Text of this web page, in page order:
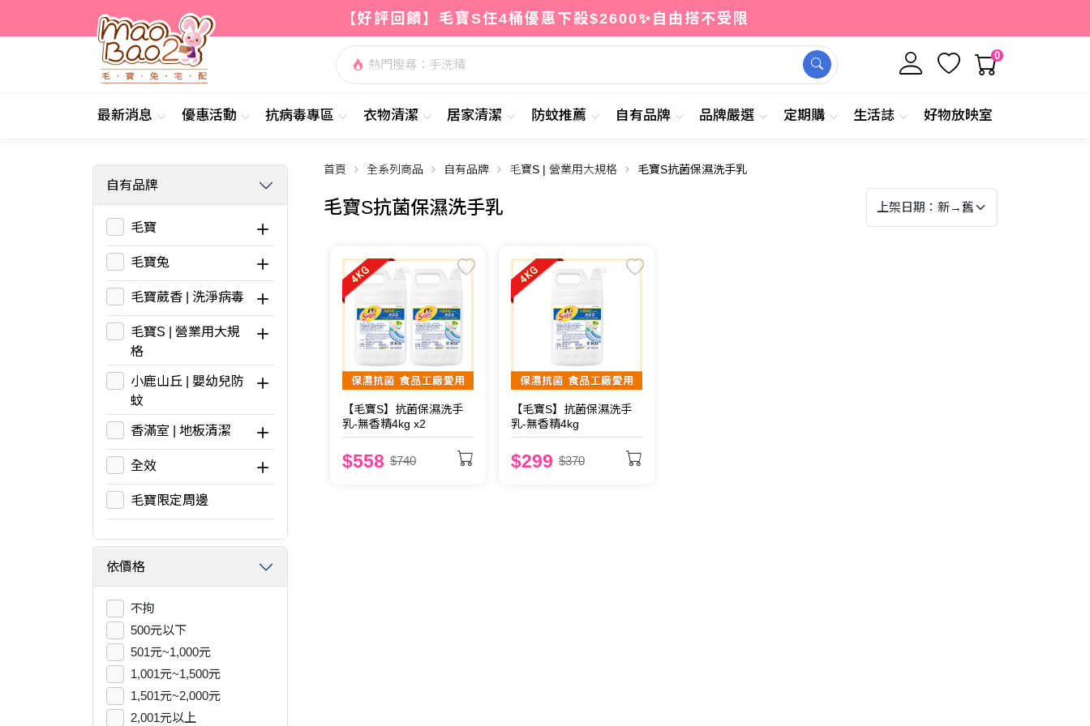
【好評回饋】毛寶S任4桶優惠下殺$2600✨自由搭不受限
熱門搜尋：手洗精
0
最新消息 優惠活動 抗病毒專區 衣物清潔 居家清潔 防蚊推薦 自有品牌 品牌嚴選 定期購 生活誌 好物放映室
自有品牌
毛寶
毛寶兔
毛寶葳香 | 洗淨病毒
毛寶S | 營業用大規
格
小鹿山丘 | 嬰幼兒防
蚊
香滿室 | 地板清潔
全效
毛寶限定周邊
依價格
不拘
500元以下
501元~1,000元
1,001元~1,500元
1,501元~2,000元
2,001元以上
首頁 全系列商品 自有品牌 毛寶S | 營業用大規格 毛寶S抗菌保濕洗手乳
毛寶S抗菌保濕洗手乳
【毛寶S】抗菌保濕洗手
乳-無香精4kg x2
$558 $740
【毛寶S】抗菌保濕洗手
乳-無香精4kg
$299 $370